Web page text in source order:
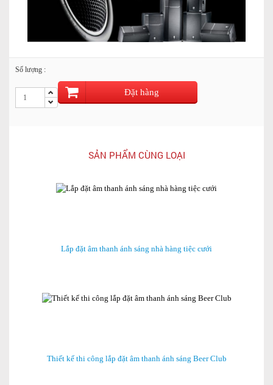
Số lượng :
Đặt hàng
SẢN PHẨM CÙNG LOẠI
Lắp đặt âm thanh ánh sáng nhà hàng tiệc cưới
Thiết kế thi công lắp đặt âm thanh ánh sáng Beer Club